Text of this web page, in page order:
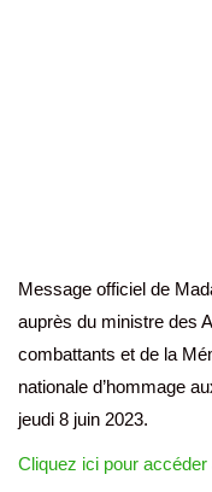
Message officiel de
auprès du ministre des
combattants et de la
nationale d’hommage
jeudi 8 juin 2023.
Cliquez ici pour